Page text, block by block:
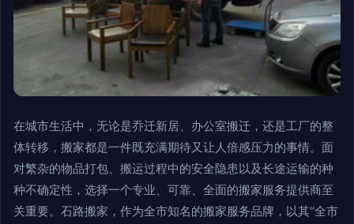
在城市生活中，无论是乔迁新居、办公室搬迁，还是工厂的整
体转移，搬家都是一件既充满期待又让人倍感压力的事情。面
对繁杂的物品打包、搬运过程中的安全隐患以及长途运输的种
种不确定性，选择一个专业、可靠、全面的搬家服务提供商至
关重要。石路搬家，作为全市知名的搬家服务品牌，以其“全市